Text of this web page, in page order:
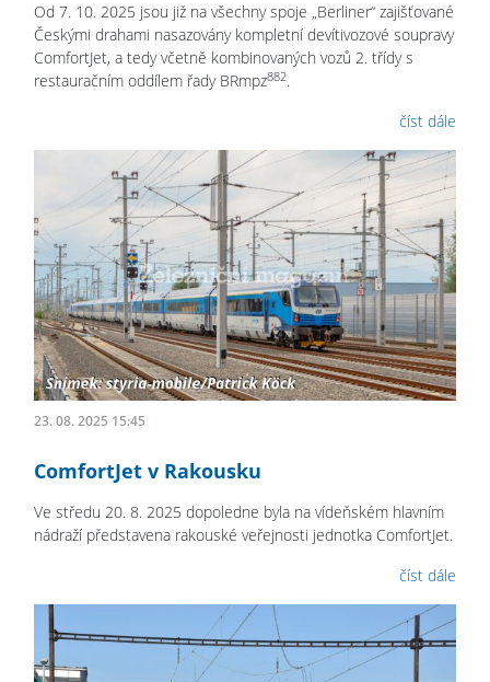
Od 7. 10. 2025 jsou již na všechny spoje „Berliner“ zajišťované
Českými drahami nasazovány kompletní devítivozové soupravy
ComfortJet, a tedy včetně kombinovaných vozů 2. třídy s
restauračním oddílem řady BRmpz882.
číst dále
23. 08. 2025 15:45
ComfortJet v Rakousku
Ve středu 20. 8. 2025 dopoledne byla na vídeňském hlavním
nádraží představena rakouské veřejnosti jednotka ComfortJet.
číst dále